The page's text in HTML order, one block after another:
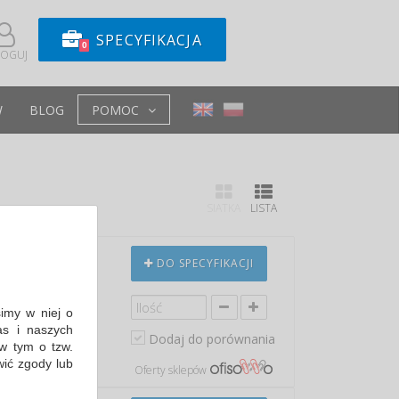
0 SPECYFIKACJA
BLOG POMOC
LISTA
CZARNA
25,41 PLN
DO SPECYFIKACJI
Dodaj do porównania
Oferty sklepów
w niej o
i naszych
tym o tzw.
zgody lub